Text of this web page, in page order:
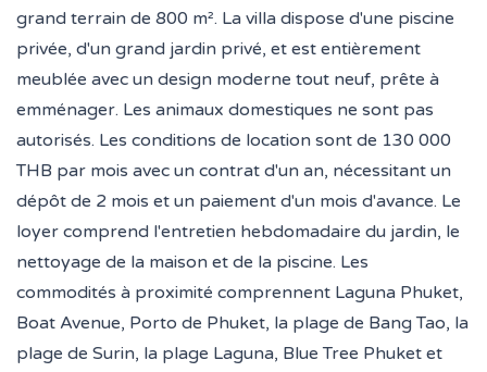
grand terrain de 800 m². La villa dispose d'une piscine
privée, d'un grand jardin privé, et est entièrement
meublée avec un design moderne tout neuf, prête à
emménager. Les animaux domestiques ne sont pas
autorisés. Les conditions de location sont de 130 000
THB par mois avec un contrat d'un an, nécessitant un
dépôt de 2 mois et un paiement d'un mois d'avance. Le
loyer comprend l'entretien hebdomadaire du jardin, le
nettoyage de la maison et de la piscine. Les
commodités à proximité comprennent Laguna Phuket,
Boat Avenue, Porto de Phuket, la plage de Bang Tao, la
plage de Surin, la plage Laguna, Blue Tree Phuket et